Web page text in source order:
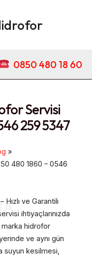
0850 480 18 60
Servisi
259 5347
480 1860 – 0546
Hızlı ve Garantili
ihtiyaçlarınızda
hidrofor
ve aynı gün
suyun kesilmesi,